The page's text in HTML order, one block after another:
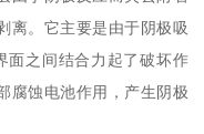
离。它主要是由于阴极吸
面之间结合力起了破坏作
腐蚀电池作用，产生阴极